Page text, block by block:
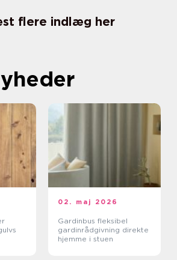
flere indlæg her
02. maj 2026
Gardinbus fleksibel
gardinrådgivning direkte
hjemme i stuen